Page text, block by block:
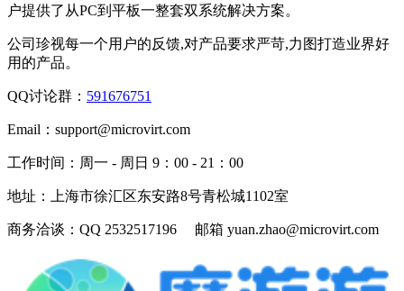
户提供了从PC到平板一整套双系统解决方案。
公司珍视每一个用户的反馈,对产品要求严苛,力图打造业界好
用的产品。
QQ讨论群： 591676751
Email： support@microvirt.com
工作时间： 周一 - 周日 9：00 - 21：00
地址： 上海市徐汇区东安路8号青松城1102室
商务洽谈： QQ 2532517196 邮箱 yuan.zhao@microvirt.com